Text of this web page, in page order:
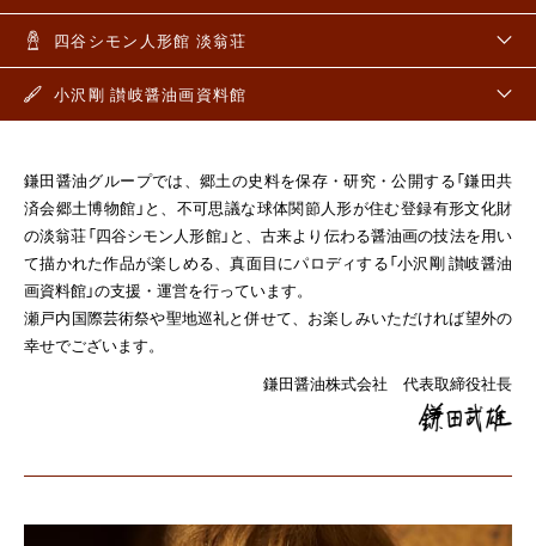
四谷シモン人形館 淡翁荘
小沢剛 讃岐醤油画資料館
鎌田醤油グループでは、郷土の史料を保存・研究・公開する「鎌田共
済会郷土博物館」と、 不可思議な球体関節人形が住む登録有形文化財
の淡翁荘「四谷シモン人形館」と、古来より伝わる醤油画の技法を用い
て描かれた作品が楽しめる、真面目にパロディする「小沢剛 讃岐醤油
画資料館」の支援・運営を行っています。
瀬戸内国際芸術祭や聖地巡礼と併せて、お楽しみいただければ望外の
幸せでございます。
鎌田醤油株式会社 代表取締役社長